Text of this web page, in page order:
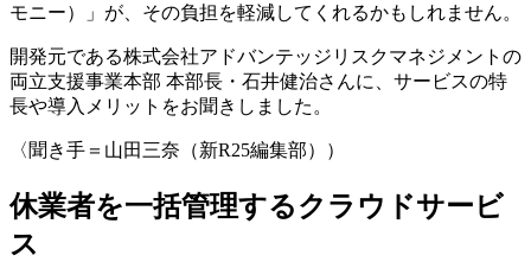
モニー）
」 が、その負担を軽減してくれるかもしれません。
開発元である株式会社アドバンテッジリスクマネジメントの
両立支援事業本部 本部長・石井健治さんに、サービスの特
長や導入メリットをお聞きしました。
〈聞き手＝山田三奈（新R25編集部））
休業者を一括管理するクラウドサービ
ス